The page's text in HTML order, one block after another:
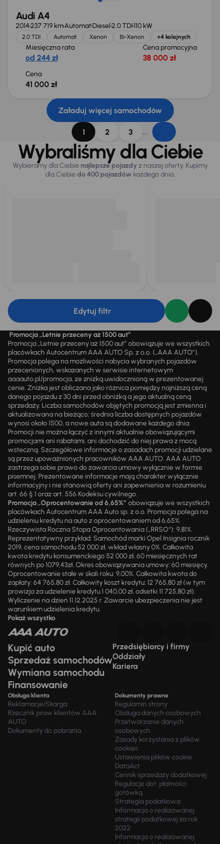
Audi A4
2014237 719 kmAutomatDiesel2.0 TDI110 kW
2.0 TDI Automat Xenon Bi-Xenon +4 kolejnych
Miesięczna rata
od 244 zł
Cena promocyjna
38 000 zł
Cena
41 000 zł
Załaduj więcej samochodów
1 2 3 ...
Wybraliśmy dla Ciebie
Wybieramy dla Ciebie najlepsze pojazdy z naszej oferty. Kupimy
dla Ciebiedo 400 pojazdówkażdego dnia.
Edytuj filtr
Promocja „Letnie przeceny aż 1500 aut”
Promocja „Letnie przeceny aż 1500 aut” obowiązuje we wszystkich
placówkach Autocentrum AAA AUTO Sp. z o.o. („AAA AUTO”).
Promocja polega na możliwości nabycia wybranych pojazdów
przecenionych, wskazanych w serwisie internetowym
aaaauto.pl/promocja, ze zniżką uwidocznioną w prezentowanej
cenie. Zniżka jest obliczana jako różnica pomiędzy najniższą ceną
danego pojazdu z 30 dni przed obniżką a jego aktualną ceną
sprzedaży. Liczba samochodów objętych promocją jest zmienna i
aktualizowana na bieżąco; średnia liczba dostępnych pojazdów
wynosi około 1500, a nowe auta są dodawane każdego dnia.
Promocji nie można łączyć z innymi aktualnie obowiązującymi
promocjami ani rabatami, ani dochodzić do niej prawa z mocą
wsteczną. Szczegółowe informacje o zasadach promocji udzielane
są przez upoważnionych pracowników AAA AUTO. AAA AUTO
zastrzega sobie prawo do zawarcia umowy wyłącznie w formie
pisemnej. Prezentowane informacje mają charakter wyłącznie
informacyjny i nie stanowią oferty ani zapewnienia w rozumieniu
art. 66 § 1 oraz art. 556 Kodeksu cywilnego.
Promocja „Oprocentowanie od 6,65%” obowiązuje we wszystkich
placówkach Autocentrum AAA Auto sp. z o.o. Promocja polega na
udzieleniu kredytu na auto z oprocentowaniem od 6,65%.
Rzeczywista Roczna Stopa Oprocentowania („RRSO“): 9,81%.
Reprezentatywny przykład: Samochód marki Opel Insignia rocznik
2019, cena samochodu 52 000 zł, wkład własny 0%. Całkowita
kwota kredytu konsumenckiego 52 000 zł, 60 miesięcznych rat
równych po 1079,43zł. Okres obowiązywania umowy: 60 miesięcy.
Oprocentowanie stałe w skali roku: 9,00%. Całkowita kwota do
zapłaty: 64 765,80 zł. Całkowity koszt kredytu: 12 765,80 zł (w tym
prowizja za udzielenie kredytu 1 040,00 zł, odsetki 11 725,80 zł).
Wyliczenie na dzień 11.12.2025 r. Zawarcie ubezpieczenia nie jest
warunkiem udzielenia kredytu.
Pokaż wszystko
Kupić auto
Sprzedaż samochodów
Wymiana samochodu
Finansowanie
Przedsiębiorcy i firmy
Oddziały
Kariera
Obsługa klienta
Reklamacje/Skarga
Rzecznik praw klientów AAA
AUTO
Dokumenty do pobrania
Dokumenty prawne
Regulamin strony
Obsługa danych osobowych
Przetwarzanie danych
osobowych
Zasady korzystania z plików
cookies
Ustawienia plików cookie
DataAct
Cennik sprzedaży dodatkowej
Regulacje dot. płatności
gotówką
Strategia podatkowa
Informacja o realizowanej
strategii podatkowej za rok
2022
Informacja o realizowanej